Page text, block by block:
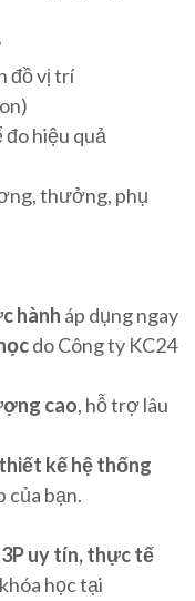
đồ vị trí
hiệu quả
thưởng, phụ
hành áp dụng ngay
do Công ty KC24
cao, hỗ trợ lâu
kế hệ thống
của bạn.
uy tín, thực tế
học tại